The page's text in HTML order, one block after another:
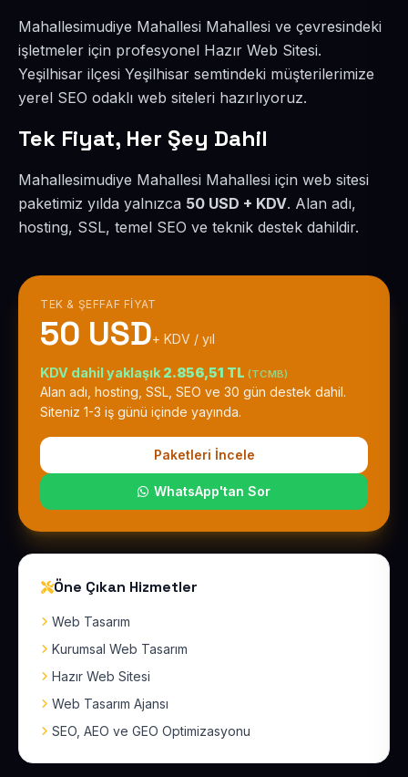
Mahallesimudiye Mahallesi Mahallesi ve çevresindeki
işletmeler için profesyonel Hazır Web Sitesi.
Yeşilhisar ilçesi Yeşilhisar semtindeki müşterilerimize
yerel SEO odaklı web siteleri hazırlıyoruz.
Tek Fiyat, Her Şey Dahil
Mahallesimudiye Mahallesi Mahallesi için web sitesi
paketimiz yılda yalnızca 50 USD + KDV. Alan adı,
hosting, SSL, temel SEO ve teknik destek dahildir.
TEK & ŞEFFAF FIYAT
50 USD+ KDV / yıl
KDV dahil yaklaşık 2.856,51 TL (TCMB)
Alan adı, hosting, SSL, SEO ve 30 gün destek dahil.
Siteniz 1-3 iş günü içinde yayında.
Paketleri İncele
WhatsApp'tan Sor
Öne Çıkan Hizmetler
Web Tasarım
Kurumsal Web Tasarım
Hazır Web Sitesi
Web Tasarım Ajansı
SEO, AEO ve GEO Optimizasyonu